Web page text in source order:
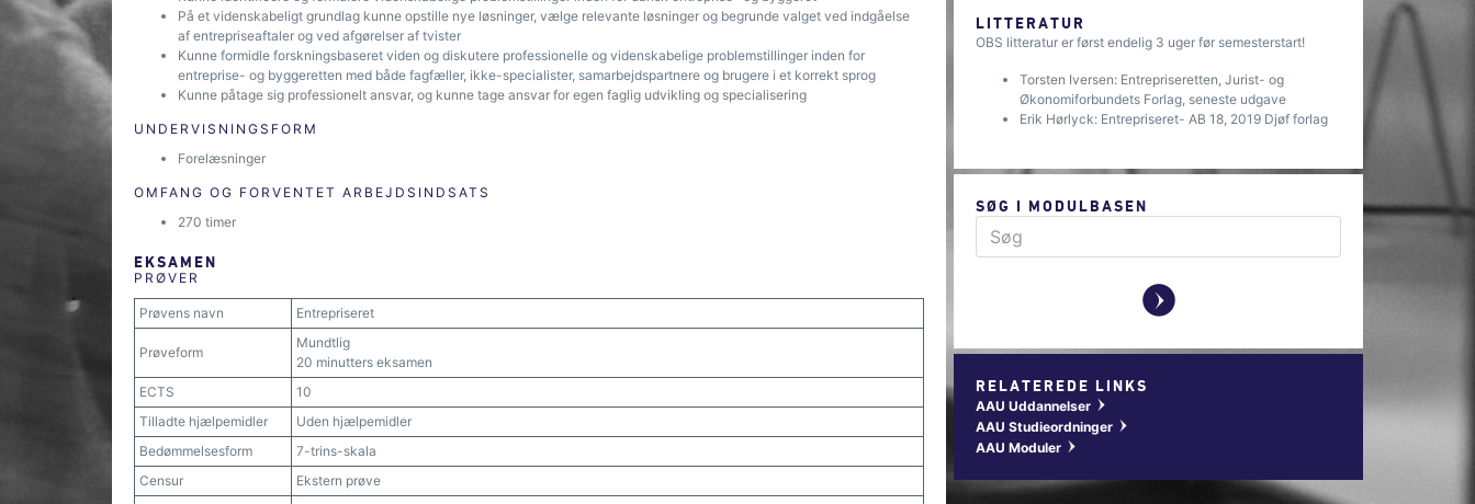
På et videnskabeligt grundlag kunne opstille nye løsninger, vælge relevante løsninger og begrunde valget ved indgåelse
af entrepriseaftaler og ved afgørelser af tvister
Kunne formidle forskningsbaseret viden og diskutere professionelle og videnskabelige problemstillinger inden for
entreprise- og byggeretten med både fagfæller, ikke-specialister, samarbejdspartnere og brugere i et korrekt sprog
Kunne påtage sig professionelt ansvar, og kunne tage ansvar for egen faglig udvikling og specialisering
UNDERVISNINGSFORM
Forelæsninger
OMFANG OG FORVENTET ARBEJDSINDSATS
270 timer
EKSAMEN
PRØVER
Prøvens navn Entrepriseret
Prøveform
Mundtlig
20 minutters eksamen
ECTS
10
Tilladte hjælpemidler
Uden hjælpemidler
Bedømmelsesform
7-trins-skala
Censur
Ekstern prøve
LITTERATUR
OBS litteratur er først endelig 3 uger før semesterstart!
Torsten Iversen: Entrepriseretten, Jurist- og
Økonomiforbundets Forlag, seneste udgave
Erik Hørlyck: Entrepriseret- AB 18, 2019 Djøf forlag
SØG I MODULBASEN
y
RELATEREDE LINKS
AAU Uddannelser w
AAU Studieordninger w
AAU Moduler w